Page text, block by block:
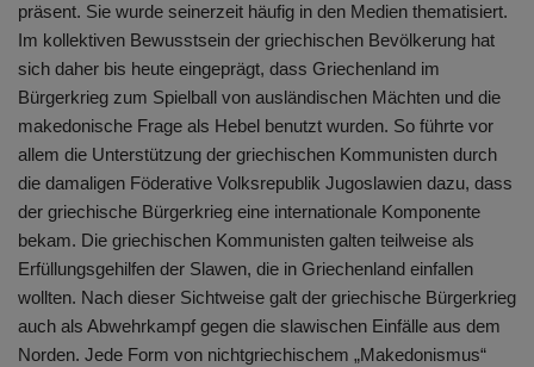
präsent. Sie wurde seinerzeit häufig in den Medien thematisiert.
Im kollektiven Bewusstsein der griechischen Bevölkerung hat
sich daher bis heute eingeprägt, dass Griechenland im
Bürgerkrieg zum Spielball von ausländischen Mächten und die
makedonische Frage als Hebel benutzt wurden. So führte vor
allem die Unterstützung der griechischen Kommunisten durch
die damaligen Föderative Volksrepublik Jugoslawien dazu, dass
der griechische Bürgerkrieg eine internationale Komponente
bekam. Die griechischen Kommunisten galten teilweise als
Erfüllungsgehilfen der Slawen, die in Griechenland einfallen
wollten. Nach dieser Sichtweise galt der griechische Bürgerkrieg
auch als Abwehrkampf gegen die slawischen Einfälle aus dem
Norden. Jede Form von nichtgriechischem „Makedonismus“